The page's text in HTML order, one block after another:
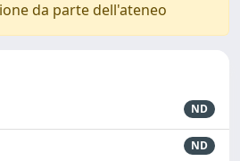
da parte dell'ateneo
ND
ND